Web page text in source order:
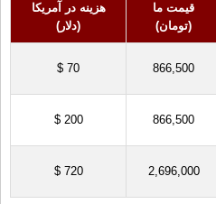
قیمت ما
(تومان)
هزینه در آمریکا
(دلار)
866,500
70 $
866,500
200 $
2,696,000
720 $